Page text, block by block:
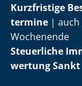
Kurzfristige
ter­mi­ne | auch
Wochenende
Steuerliche
wer­tung